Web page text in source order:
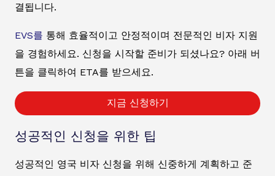
결됩니다.
EVS를 통해 효율적이고 안정적이며 전문적인 비자 지원
을 경험하세요. 신청을 시작할 준비가 되셨나요? 아래 버
튼을 클릭하여 ETA를 받으세요.
지금 신청하기
성공적인 신청을 위한 팁
성공적인 영국 비자 신청을 위해 신중하게 계획하고 준